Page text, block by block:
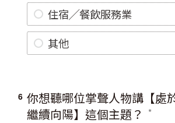
住宿╱餐飲服務業
其他
6 你想聽哪位掌聲人物講【處
繼續向陽】這個主題？